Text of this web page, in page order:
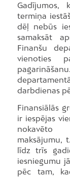
Gadījumos,
termiņa
dēļ nebūs
samaksāt
Finanšu
vienoties
darbdienas
Finansiālās
ir iespējas
nokavēto
maksājumu,
līdz trīs
iesniegumu
pēc tam,